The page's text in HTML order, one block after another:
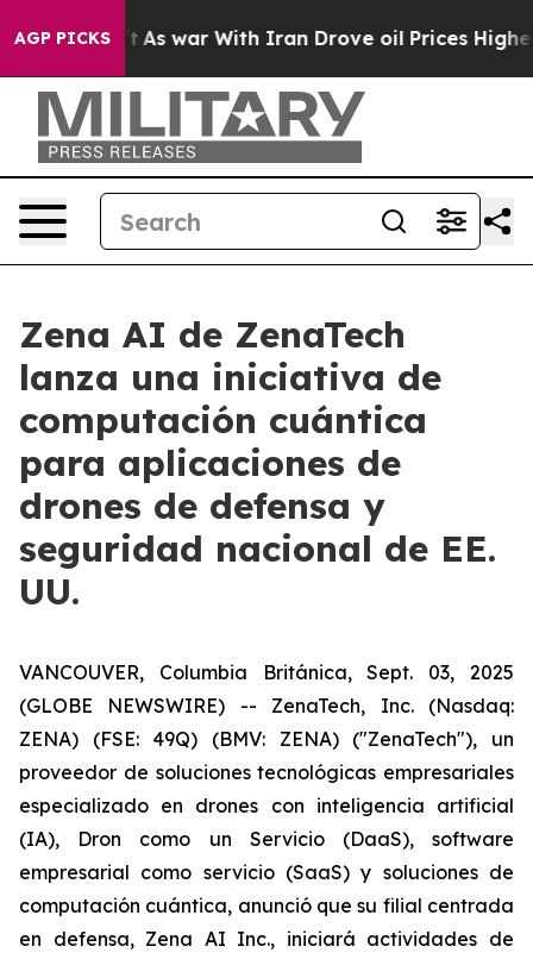
AGP PICKS
As war With Iran Drove oil Prices Higher,
Zena AI de ZenaTech
lanza una iniciativa de
computación cuántica
para aplicaciones de
drones de defensa y
seguridad nacional de EE.
UU.
VANCOUVER, Columbia Británica, Sept. 03, 2025
(GLOBE NEWSWIRE) -- ZenaTech, Inc. (Nasdaq:
ZENA) (FSE: 49Q) (BMV: ZENA) ("ZenaTech"), un
proveedor de soluciones tecnológicas empresariales
especializado en drones con inteligencia artificial
(IA), Dron como un Servicio (DaaS), software
empresarial como servicio (SaaS) y soluciones de
computación cuántica, anunció que su filial centrada
en defensa, Zena AI Inc., iniciará actividades de